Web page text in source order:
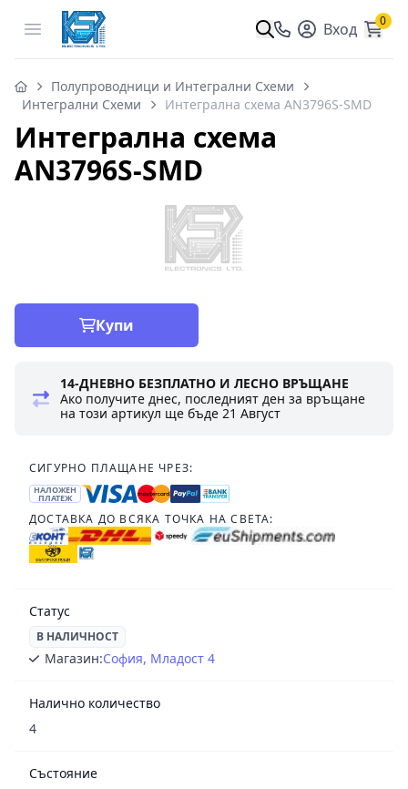
Open menu Вход 0
Полупроводници и Интегрални Схеми
Интегрални Схеми
Интегрална схема AN3796S-SMD
Интегрална схема
AN3796S-SMD
Купи
14-ДНЕВНО БЕЗПЛАТНО И ЛЕСНО ВРЪЩАНЕ
Ако получите днес, последният ден за връщане
на този артикул ще бъде21 Август
СИГУРНО ПЛАЩАНЕ ЧРЕЗ:
НАЛОЖЕН
ПЛАТЕЖ
ДОСТАВКА ДО ВСЯКА ТОЧКА НА СВЕТА:
Статус
В НАЛИЧНОСТ
Магазин:София, Младост 4
Налично количество
4
Състояние